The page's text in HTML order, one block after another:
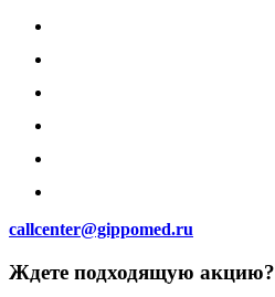
callcenter@gippomed.ru
Ждете подходящую акцию?